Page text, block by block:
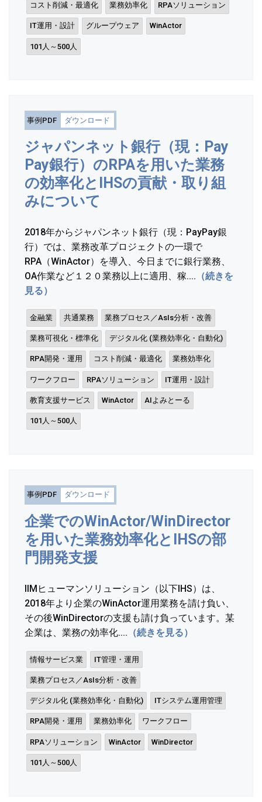
コスト削減・最適化 業務効率化 RPAソリューション
IT運用・設計 グループウェア WinActor
101人～500人
事例PDF ダウンロード
ジャパンネット銀行（現：Pay
Pay銀行）のRPAを用いた業務
の効率化とIHSの貢献・取り組
みについて
2018年からジャパンネット銀行（現：PayPay銀
行）では、業務改革プロジェクトの一環で
RPA（WinActor）を導入、今日までに銀行業務、
OA作業など１２０業務以上に適用、稼.... （続きを
見る）
金融業 共通業務 業務プロセス／AsIs分析・改善
業務可視化・標準化 デジタル化 (業務効率化・自動化)
RPA開発・運用 コスト削減・最適化 業務効率化
ワークフロー RPAソリューション IT運用・設計
教育支援サービス WinActor AIよみとーる
101人～500人
事例PDF ダウンロード
企業でのWinActor/WinDirector
を用いた業務効率化とIHSの部
門開発支援
IIMヒューマンソリューション（以下IHS）は、
2018年より企業のWinActor運用業務を請け負い、
その後WinDirectorの支援も請け負っています。某
企業は、業務の効率化.... （続きを見る）
情報サービス業 IT管理・運用
業務プロセス／AsIs分析・改善
デジタル化 (業務効率化・自動化) ITシステム運用管理
RPA開発・運用 業務効率化 ワークフロー
RPAソリューション WinActor WinDirector
101人～500人